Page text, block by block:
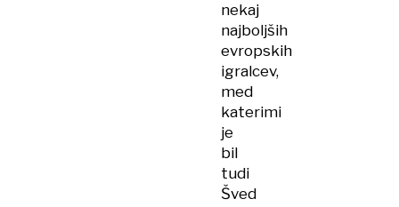
nekaj
najboljših
evropskih
igralcev,
med
katerimi
je
bil
tudi
Šved